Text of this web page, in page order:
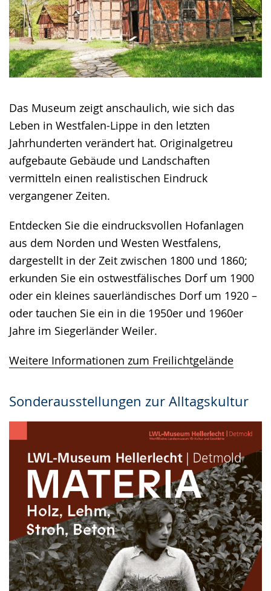
Das Museum zeigt anschaulich, wie sich das
Leben in Westfalen-Lippe in den letzten
Jahrhunderten verändert hat. Originalgetreu
aufgebaute Gebäude und Landschaften
vermitteln einen realistischen Eindruck
vergangener Zeiten.
Entdecken Sie die eindrucksvollen Hofanlagen
aus dem Norden und Westen Westfalens,
dargestellt in der Zeit zwischen 1800 und 1860;
erkunden Sie ein ostwestfälisches Dorf um 1900
oder ein kleines sauerländisches Dorf um 1920 –
oder tauchen Sie ein in die 1950er und 1960er
Jahre im Siegerländer Weiler.
Weitere Informationen zum Freilichtgelände
Sonderausstellungen zur Alltagskultur